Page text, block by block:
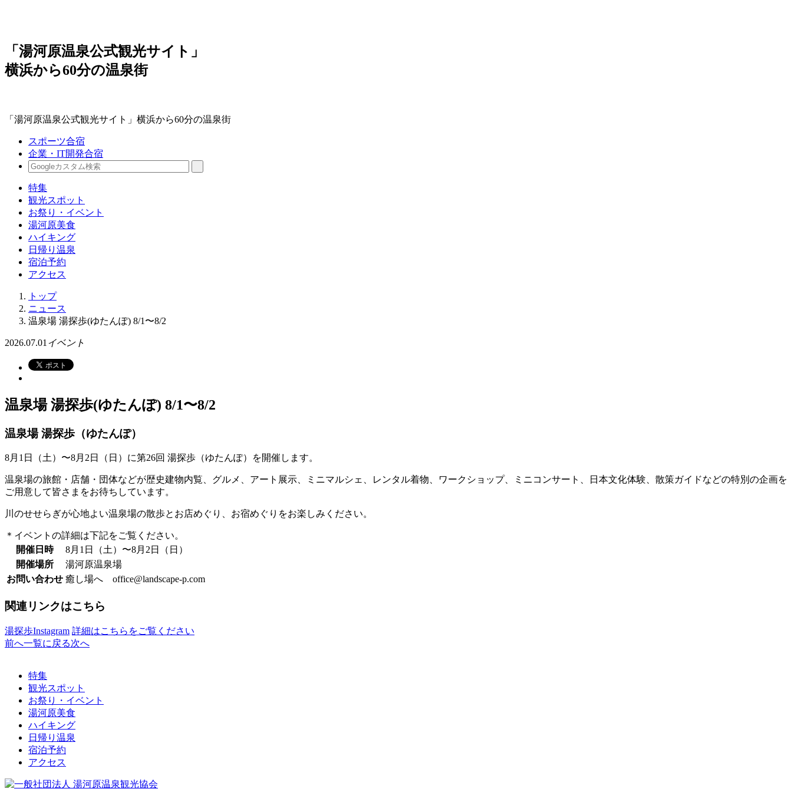
「湯河原温泉公式観光サイト」
横浜から60分の温泉街
「湯河原温泉公式観光サイト」横浜から60分の温泉街
スポーツ合宿
企業・IT開発合宿
特集
観光スポット
お祭り・イベント
湯河原美食
ハイキング
日帰り温泉
宿泊予約
アクセス
トップ
ニュース
温泉場 湯探歩(ゆたんぽ) 8/1〜8/2
2026.07.01 イベント
温泉場 湯探歩(ゆたんぽ) 8/1〜8/2
温泉場 湯探歩（ゆたんぽ）
8月1日（土）〜8月2日（日）に第26回 湯探歩（ゆたんぽ）を開催します。
温泉場の旅館・店舗・団体などが歴史建物内覧、グルメ、アート展示、ミニマルシェ、レンタル着物、ワークショップ、ミニコンサート、日本文化体験、散策ガイドなどの特別の企画を
ご用意して皆さまをお待ちしています。
川のせせらぎが心地よい温泉場の散歩とお店めぐり、お宿めぐりをお楽しみください。
＊イベントの詳細は下記をご覧ください。
開催日時
8月1日（土）〜8月2日（日）
開催場所
湯河原温泉場
お問い合わせ 癒し場へ office@landscape-p.com
関連リンクはこちら
湯探歩Instagram 詳細はこちらをご覧ください
前へ一覧に戻る次へ
特集
観光スポット
お祭り・イベント
湯河原美食
ハイキング
日帰り温泉
宿泊予約
アクセス